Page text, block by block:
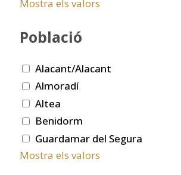
Mostra els valors
Població
Alacant/Alacant
Almoradí
Altea
Benidorm
Guardamar del Segura
Mostra els valors